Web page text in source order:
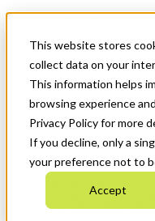
This website stores
collect data on your
This information helps
browsing experience
Privacy Policy for more
If you decline, only a
your preference not to
Accept
News & Events
Get Started
Menu
Who We Are
Strategic Plan